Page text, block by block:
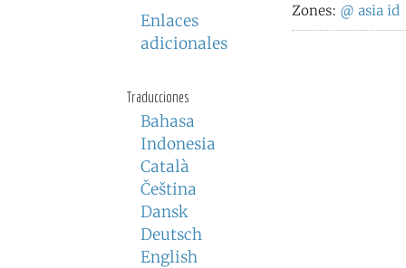
Enlaces
adicionales
Traducciones
Bahasa
Indonesia
Català
Čeština
Dansk
Deutsch
English
Zones: @ asia id